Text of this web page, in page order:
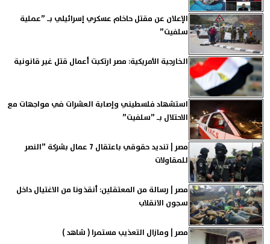
الإعلان عن مقتل حاخام عسكري إسرائيلي بـ ”عملية
سلفيت”
الخارجية الأمريكية: مصر ارتكبت أعمال قتل غير قانونية
استشهاد فلسطيني وإصابة العشرات في مواجهات مع
الاحتلال بـ ”سلفيت”
مصر | تنديد حقوقي باعتقال 7 عمال بشركة ”النصر
للمقاولات
مصر | رسالة من المعتقلين: أنقذونا من الاغتيال داخل
سجون الانقلاب
مصر | ومازال التعذيب مستمرا ( شاهد )